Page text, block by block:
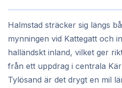
Halmstad sträcker sig längs
mynningen vid Kattegatt och
halländskt inland, vilket ger
från ett uppdrag i centrala
Tylösand är det drygt en mil